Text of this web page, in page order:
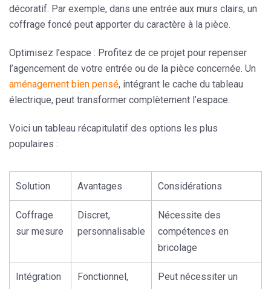
décoratif. Par exemple, dans une entrée aux murs clairs, un
coffrage foncé peut apporter du caractère à la pièce.
Optimisez l’espace : Profitez de ce projet pour repenser
l’agencement de votre entrée ou de la pièce concernée. Un
aménagement bien pensé, intégrant le cache du tableau
électrique, peut transformer complètement l’espace.
Voici un tableau récapitulatif des options les plus
populaires :
Solution Avantages Considérations
Coffrage
sur mesure
Discret,
personnalisable
Nécessite des
compétences en
bricolage
Intégration
Fonctionnel,
Peut nécessiter un